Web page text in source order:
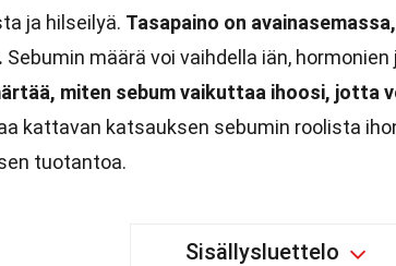
ja hilseilyä. Tasapaino on
Sebumin määrä voi vaihdella iän,
miten sebum vaikuttaa ihoosi, jotta
kattavan katsauksen sebumin roolista
tuotantoa.
Sisällysluettelo